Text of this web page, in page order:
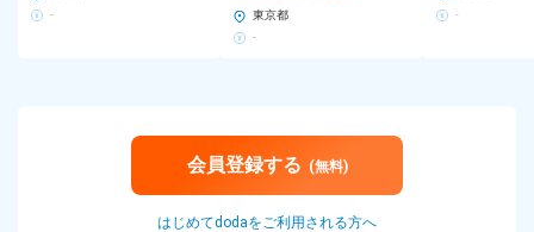
-
東京都
-
-
会員登録する (無料)
はじめてdodaをご利用される方へ